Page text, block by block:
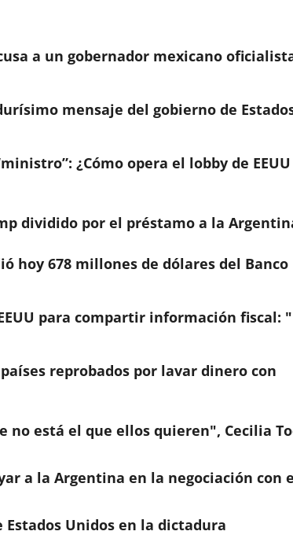
a un gobernador mexicano
mensaje del gobierno de
¿Cómo opera el lobby de
dividido por el préstamo a la
hoy 678 millones de dólares del Banco
para compartir información fiscal:
reprobados por lavar dinero con
no está el que ellos quieren", Cecilia
a la Argentina en la negociación con
Unidos en la dictadura